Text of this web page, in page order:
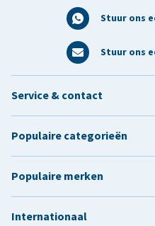
Stuur ons
Stuur ons
Service & contact
Populaire categorieën
Populaire merken
Internationaal